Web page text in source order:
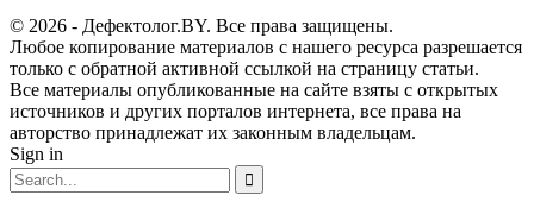
© 2026 - Дефектолог.BY. Все права защищены.
Любое копирование материалов с нашего ресурса разрешается
только с обратной активной ссылкой на страницу статьи.
Все материалы опубликованные на сайте взяты с открытых
источников и других порталов интернета, все права на
авторство принадлежат их законным владельцам.
Sign in